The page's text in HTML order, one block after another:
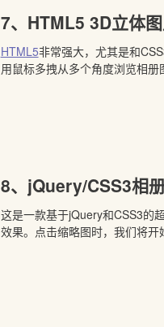
7、HTML5 3D立体
HTML5非常强大，尤其是和
用鼠标多拽从多个角度浏览相册
8、jQuery/CSS3相
这是一款基于jQuery和CSS3的
效果。点击缩略图时，我们将开